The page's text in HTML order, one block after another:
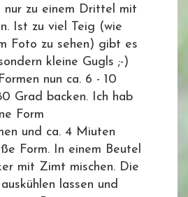
nur zu einem Drittel mit
Ist zu viel Teig (wie
Foto zu sehen) gibt es
kleine Gugls ;-)
nun ca. 6 - 10
Grad backen. Ich hab
Form
und ca. 4 Miuten
Form. In einem Beutel
mit Zimt mischen. Die
lassen und